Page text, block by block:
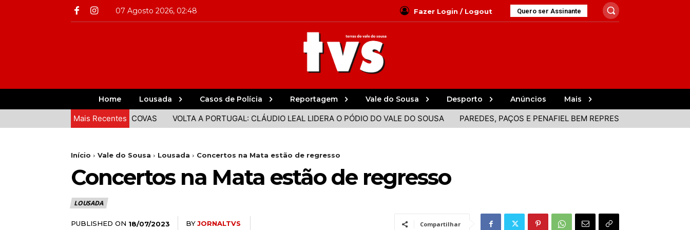
07 Agosto 2026, 02:48 Fazer Login / Logout Quero ser Assinante
Home Lousada Casos de Polícia Reportagem Vale do Sousa Desporto Anúncios Mais
Mais Recentes
COMIDA E ANIMAÇÃO EM COVAS VOLTA A PORTUGAL: CLÁUDIO LEAL LIDERA O PÓDIO DO VALE DO SOUSA PAREDES, PAÇOS E PENAFIEL BEM REPRESENTADOS NA VOLTA
Início Vale do Sousa Lousada Concertos na Mata estão de regresso
Concertos na Mata estão de regresso
LOUSADA
PUBLISHED ON 18/07/2023 BYJORNALTVS Compartilhar